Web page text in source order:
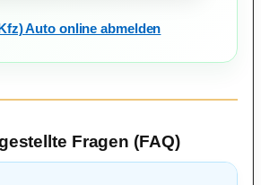
Auto online abmelden
Fragen (FAQ)